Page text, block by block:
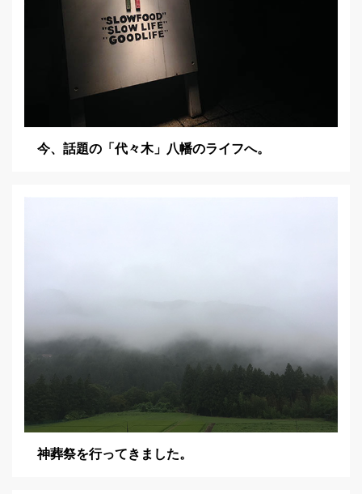
今、話題の「代々木」八幡のライフへ。
神葬祭を行ってきました。